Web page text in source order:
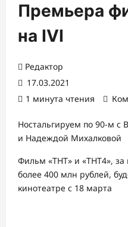
Премьера
на IVI
Редактор
17.03.2021
1 минута чтения
Ностальгируем по 90-м
и Надеждой Михалковой
Фильм «ТНТ» и «ТНТ4»,
более 400 млн рублей,
кинотеатре с 18 марта